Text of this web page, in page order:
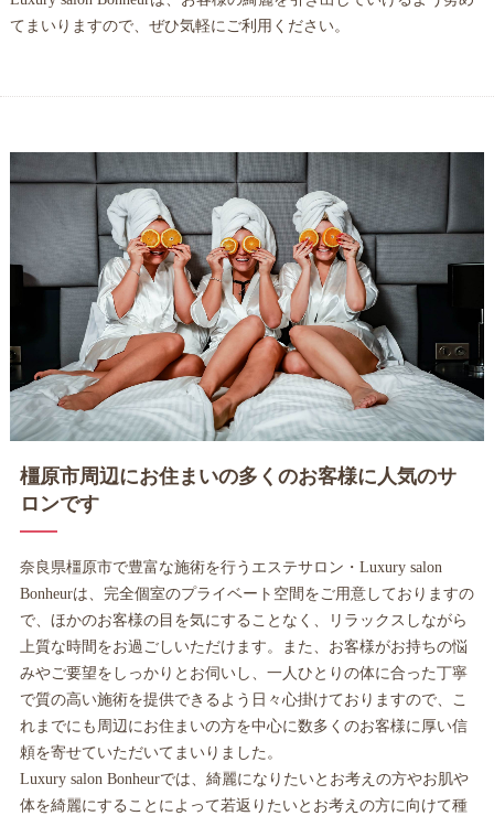
てまいりますので、ぜひ気軽にご利用ください。
橿原市周辺にお住まいの多くのお客様に人気のサ
ロンです
奈良県橿原市で豊富な施術を行うエステサロン・Luxury salon
Bonheurは、完全個室のプライベート空間をご用意しておりますの
で、ほかのお客様の目を気にすることなく、リラックスしながら
上質な時間をお過ごしいただけます。また、お客様がお持ちの悩
みやご要望をしっかりとお伺いし、一人ひとりの体に合った丁寧
で質の高い施術を提供できるよう日々心掛けておりますので、こ
れまでにも周辺にお住まいの方を中心に数多くのお客様に厚い信
頼を寄せていただいてまいりました。
Luxury salon Bonheurでは、綺麗になりたいとお考えの方やお肌や
体を綺麗にすることによって若返りたいとお考えの方に向けて種